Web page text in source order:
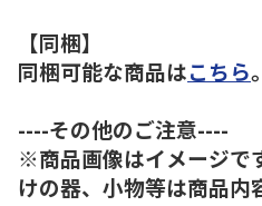
【同梱】
同梱可能な商品はこちら。
----その他のご注意----
※商品画像はイメージで
けの器、小物等は商品内